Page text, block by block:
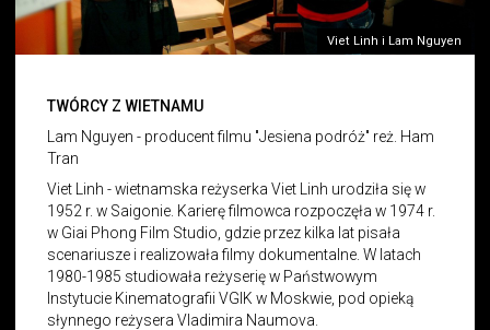
Viet Linh i Lam Nguyen
TWÓRCY Z WIETNAMU
Lam Nguyen - producent filmu "Jesiena podróż" reż. Ham
Tran
Viet Linh - wietnamska reżyserka Viet Linh urodziła się w
1952 r. w Saigonie. Karierę filmowca rozpoczęła w 1974 r.
w Giai Phong Film Studio, gdzie przez kilka lat pisała
scenariusze i realizowała filmy dokumentalne. W latach
1980-1985 studiowała reżyserię w Państwowym
Instytucie Kinematografii VGIK w Moskwie, pod opieką
słynnego reżysera Vladimira Naumova.